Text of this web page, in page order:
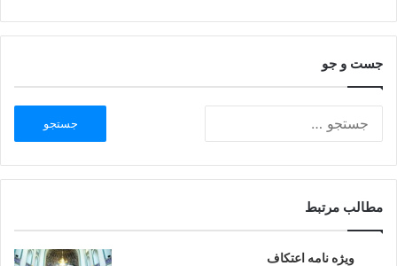
جست و جو
مطالب مرتبط
ویژه نامه اعتکاف